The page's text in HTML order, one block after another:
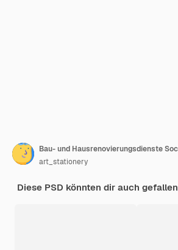
art_stationery
Diese PSD könnten dir auch gefallen